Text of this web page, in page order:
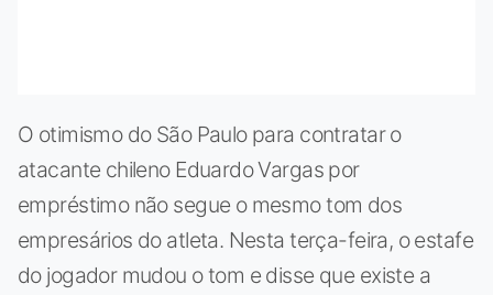
O otimismo do São Paulo para contratar o
atacante chileno Eduardo Vargas por
empréstimo não segue o mesmo tom dos
empresários do atleta. Nesta terça-feira, o estafe
do jogador mudou o tom e disse que existe a